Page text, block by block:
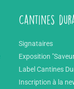
Cantines
Signataires
Exposition
Label Cantines
Inscription à la